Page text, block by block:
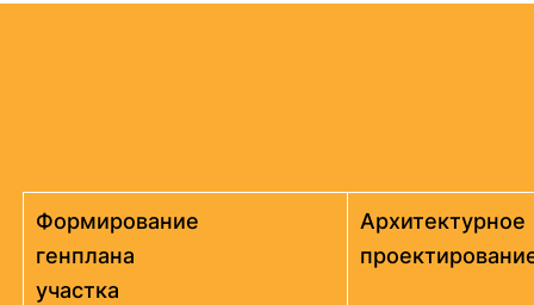
Формирование
генплана
участка
Архитектурное